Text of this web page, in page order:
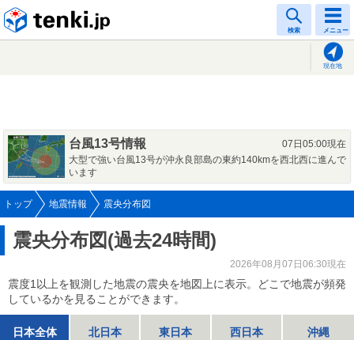
検索 メニュー
現在地
台風13号情報
07日05:00現在
大型で強い台風13号が沖永良部島の東約140kmを西北西に進んで
います
トップ 地震情報 震央分布図
震央分布図(過去24時間)
2026年08月07日06:30現在
震度1以上を観測した地震の震央を地図上に表示。どこで地震が頻発
しているかを見ることができます。
日本全体 北日本 東日本 西日本 沖縄